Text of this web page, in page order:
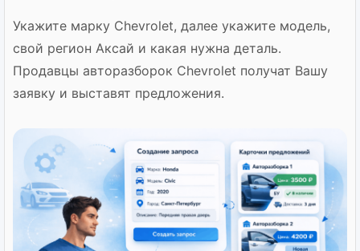
Укажите марку Chevrolet, далее укажите модель,
свой регион Аксай и какая нужна деталь.
Продавцы авторазборок Chevrolet получат Вашу
заявку и выставят предложения.